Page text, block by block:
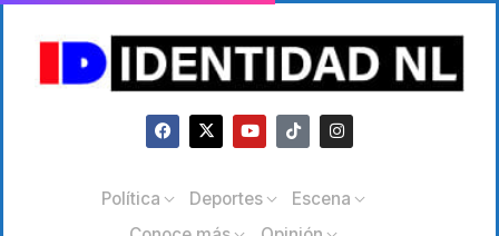
Política Deportes
Escena